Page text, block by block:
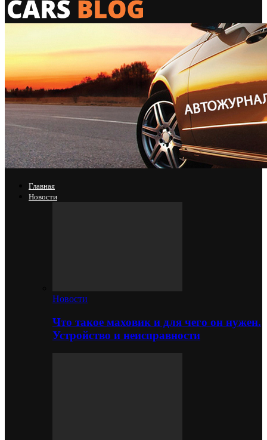
Главная
Новости
Новости
Что такое маховик и для чего он нужен.
Устройство и неисправности